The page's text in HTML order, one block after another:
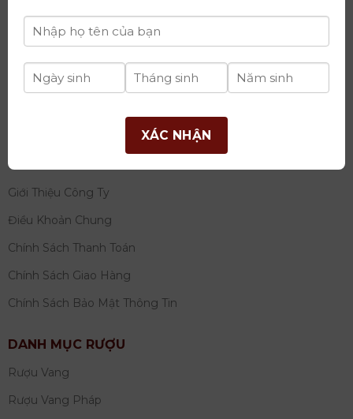
Ngân hàng:Ngân hàng TMCP Đầu tư và phát triển
Việt Nam (BIDV)
tư quốc tế Ý-Việt
Tây Hồ, TP Hà Nội
THÔNG TIN
Giới Thiệu Công Ty
Điều Khoản Chung
Chính Sách Thanh Toán
Chính Sách Giao Hàng
Chính Sách Bảo Mật Thông Tin
DANH MỤC RƯỢU
Rượu Vang
Rượu Vang Pháp
XÁC NHẬN